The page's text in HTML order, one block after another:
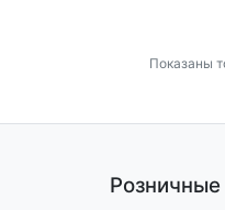
Показаны